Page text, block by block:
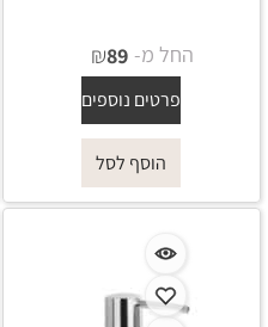
החל מ- ₪89
פרטים נוספים
הוסף לסל